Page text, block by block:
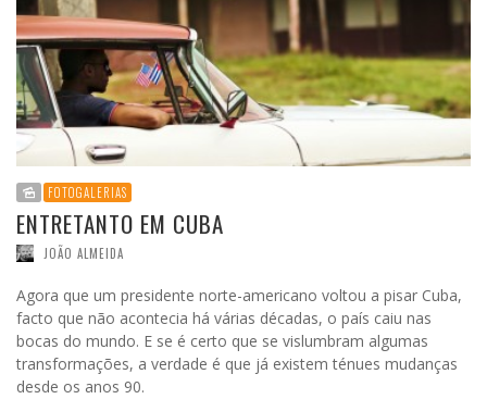
FOTOGALERIAS
ENTRETANTO EM CUBA
JOÃO ALMEIDA
Agora que um presidente norte-americano voltou a pisar Cuba,
facto que não acontecia há várias décadas, o país caiu nas
bocas do mundo. E se é certo que se vislumbram algumas
transformações, a verdade é que já existem ténues mudanças
desde os anos 90.